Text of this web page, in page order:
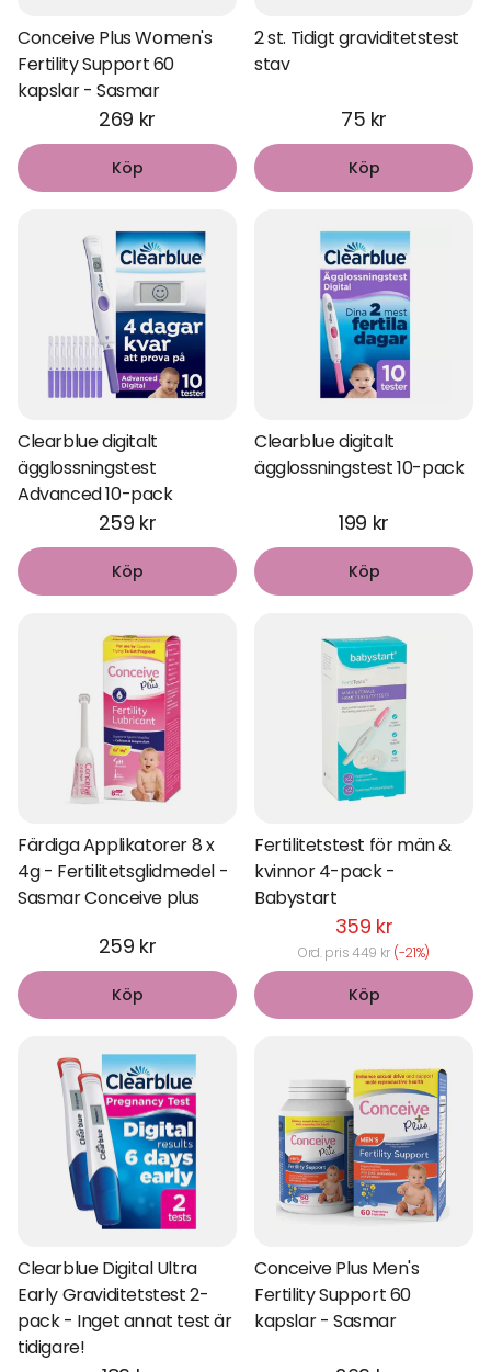
Conceive Plus Women's
Fertility Support 60
kapslar - Sasmar
269 kr
Köp
2 st. Tidigt graviditetstest
stav
75 kr
Köp
Clearblue digitalt
ägglossningstest
Advanced 10-pack
259 kr
Köp
Clearblue digitalt
ägglossningstest 10-pack
199 kr
Köp
Färdiga Applikatorer 8 x
4g - Fertilitetsglidmedel -
Sasmar Conceive plus
259 kr
Köp
Fertilitetstest för män &
kvinnor 4-pack -
Babystart
359 kr
Ord. pris 449 kr (-21%)
Köp
Clearblue Digital Ultra
Early Graviditetstest 2-
pack - Inget annat test är
tidigare!
Conceive Plus Men's
Fertility Support 60
kapslar - Sasmar